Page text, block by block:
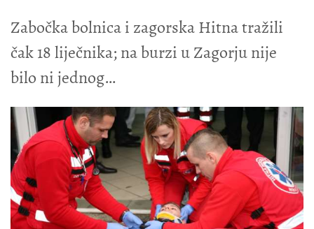
Zabočka bolnica i zagorska Hitna tražili
čak 18 liječnika; na burzi u Zagorju nije
bilo ni jednog